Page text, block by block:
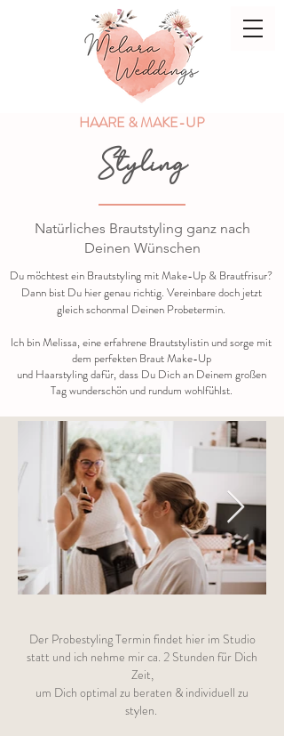
HAARE & MAKE-UP
Styling
Natürliches Brautstyling ganz nach
Deinen Wünschen
Du möchtest ein Brautstyling mit Make-Up & Brautfrisur?
Dann bist Du hier genau richtig. Vereinbare doch jetzt
gleich schonmal Deinen Probetermin.
Ich bin Melissa, eine erfahrene Brautstylistin und sorge mit
dem perfekten Braut Make-Up
und Haarstyling dafür, dass Du Dich an Deinem großen
Tag wunderschön und rundum wohlfühlst.
Der Probestyling Termin findet hier im Studio
statt und ich nehme mir ca. 2 Stunden für Dich
Zeit,
um Dich optimal zu beraten & individuell zu
stylen.